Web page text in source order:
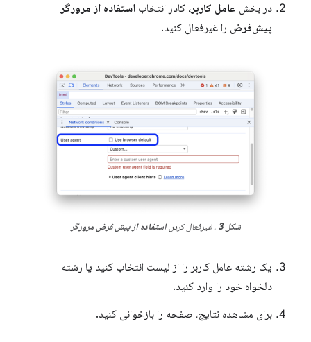
در بخش عامل کاربر، کادر انتخاب استفاده از مرورگر
پیش‌فرض را غیرفعال کنید.
شکل 3 . غیرفعال کردناستفاده از پیش فرض مرورگر
یک رشته عامل کاربر را از لیست انتخاب کنید یا رشته
دلخواه خود را وارد کنید.
برای مشاهده نتایج، صفحه را بازخوانی کنید.